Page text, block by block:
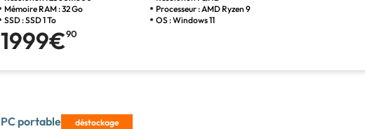
Mémoire RAM : 32 Go
Processeur : AMD Ryzen 9
SSD : SSD 1 To
OS : Windows 11
1999€90
PC portable déstockage